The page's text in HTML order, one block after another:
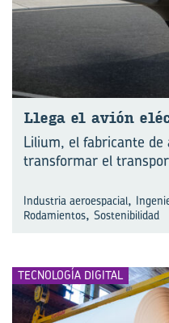
Llega el avión
Lilium, el fabricante de
transformar el
Industria aeroespacial,
Rodamientos, Sostenibilidad
TECNOLOGÍA DIGITAL